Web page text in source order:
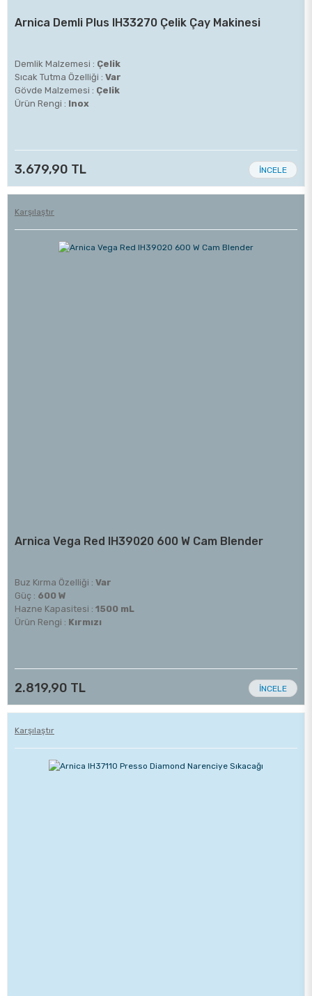
Arnica Demli Plus IH33270 Çelik Çay Makinesi
Demlik Malzemesi : Çelik
Sıcak Tutma Özelliği : Var
Gövde Malzemesi : Çelik
Ürün Rengi : Inox
3.679,90 TL İNCELE
Karşılaştır
Arnica Vega Red IH39020 600 W Cam Blender
Buz Kırma Özelliği : Var
Güç : 600 W
Hazne Kapasitesi : 1500 mL
Ürün Rengi : Kırmızı
2.819,90 TL İNCELE
Karşılaştır